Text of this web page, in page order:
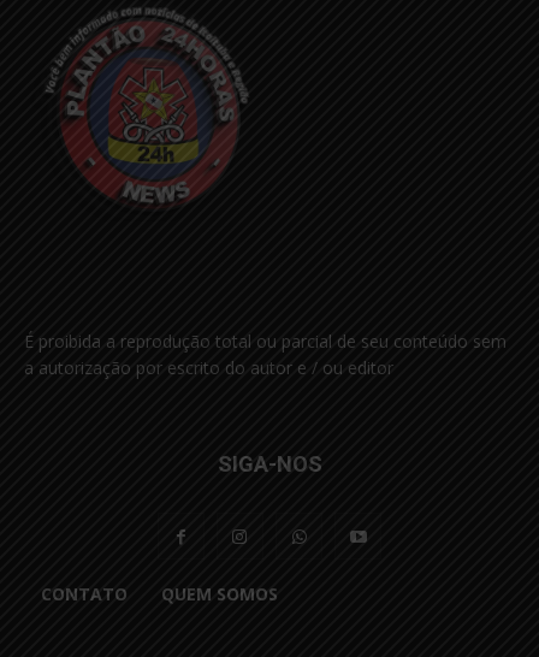
É proibida a reprodução total ou parcial de seu conteúdo sem
a autorização por escrito do autor e / ou editor
SIGA-NOS
CONTATO QUEM SOMOS